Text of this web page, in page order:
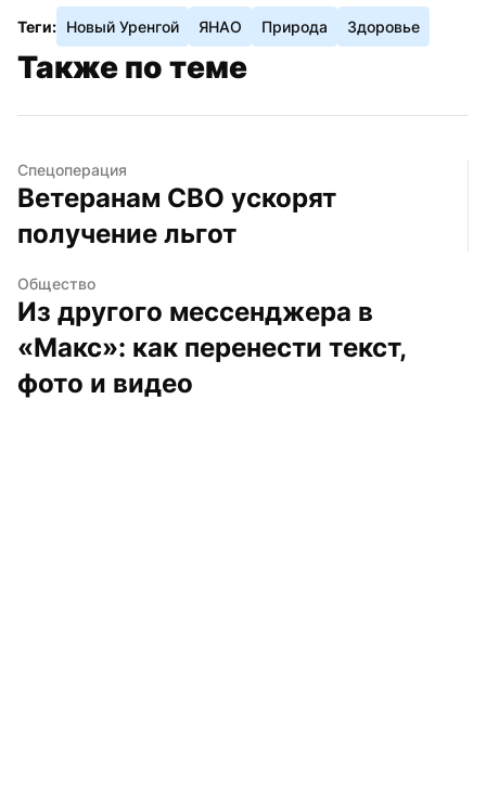
Теги: Новый Уренгой ЯНАО Природа Здоровье
Также по теме
Спецоперация
Ветеранам СВО ускорят
получение льгот
Общество
Из другого мессенджера в
«Макс»: как перенести текст,
фото и видео